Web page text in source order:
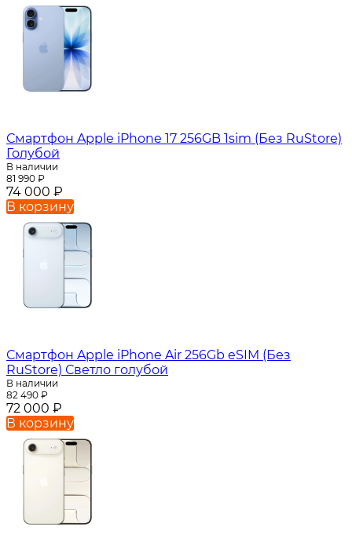
Смартфон Apple iPhone 17 256GB 1sim (Без RuStore)
Голубой
В наличии
81 990 ₽
74 000 ₽
В корзину
Смартфон Apple iPhone Air 256Gb eSIM (Без
RuStore) Светло голубой
В наличии
82 490 ₽
72 000 ₽
В корзину